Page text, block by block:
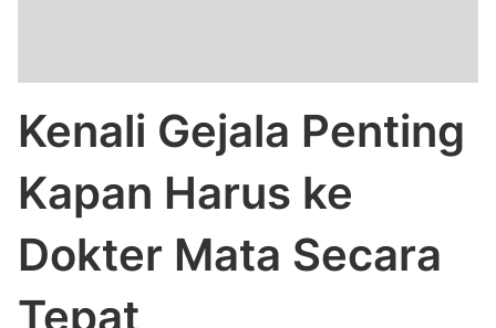
Kenali Gejala Penting
Kapan Harus ke
Dokter Mata Secara
Tepat